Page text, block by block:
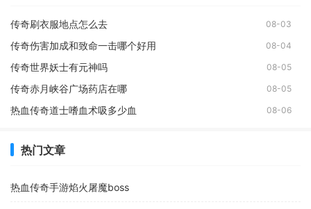
传奇刷衣服地点怎么去 08-03
传奇伤害加成和致命一击哪个好用 08-04
传奇世界妖士有元神吗 08-05
传奇赤月峡谷广场药店在哪 08-05
热血传奇道士嗜血术吸多少血 08-06
热门文章
热血传奇手游焰火屠魔boss